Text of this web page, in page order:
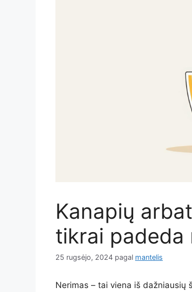
Kanapių
tikrai padeda
25 rugsėjo, 2024 pagal mantelis
Nerimas – tai viena iš dažniausių